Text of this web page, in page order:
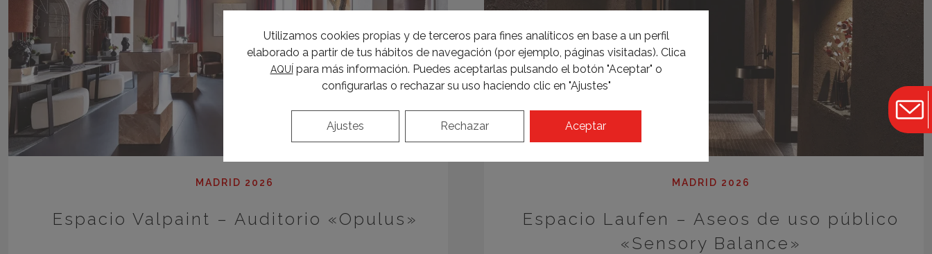
MADRID 2026
Espacio Valpaint – Auditorio «Opulus»
MADRID 2026
Espacio Laufen – Aseos de uso público
«Sensory Balance»
Utilizamos cookies propias y de terceros para fines analíticos en base a un perfil
elaborado a partir de tus hábitos de navegación (por ejemplo, páginas visitadas). Clica
AQUÍ para más información. Puedes aceptarlas pulsando el botón "Aceptar" o
configurarlas o rechazar su uso haciendo clic en "Ajustes"
Aceptar
Rechazar
Ajustes